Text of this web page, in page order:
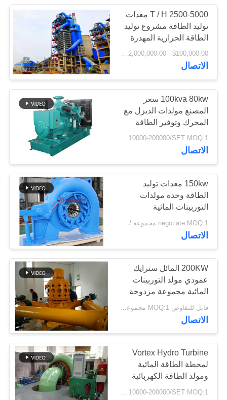
الموقع
PRIVACY
POLICY
الفرن الدوار للاسمنت
مطحنة ركاز
268
آلة كسارة الحجر
236
قطع غيار ماكينات
التعدين
144
2500-5000 T / H معدات
توليد الطاقة مشروع توليد
الطاقة الحرارية المهدرة
$100,000.00 - $2,000,000.00 / Set MOQ:1 مجموعة / مجموعات
الاتصال
100kva 80kw سعر
المصنع مولدات الديزل مع
المحرك وتوفير الطاقة
USD 10000-200000/SET MOQ:1 مجموعة / مجموعات
الاتصال
150kw معدات توليد
الطاقة وحدة مولدات
التوربينات المائية
فرانسيس
الاتصال
200KW المائل سترايك
عمودي مولد التوربينات
المائية مجموعة مزدوجة
رذاذ بندقية
قابل للتفاوض MOQ:1 مجموعة / مجموعات
الاتصال
Vortex Hydro Turbine
لمحطة الطاقة المائية
ومولد الطاقة الكهربائية
المائية
USD 10000-200000/SET MOQ:1 مجموعة / مجموعات